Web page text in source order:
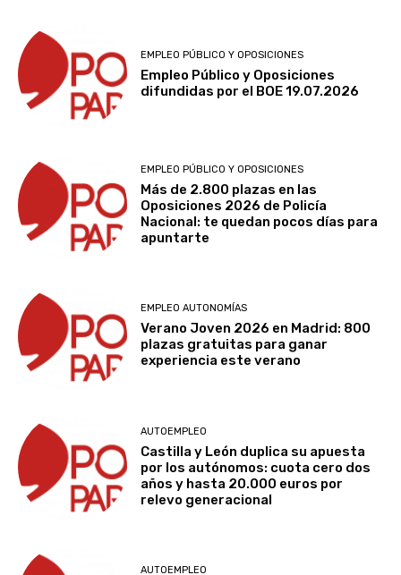
EMPLEO PÚBLICO Y OPOSICIONES
Empleo Público y Oposiciones
difundidas por el BOE 19.07.2026
EMPLEO PÚBLICO Y OPOSICIONES
Más de 2.800 plazas en las
Oposiciones 2026 de Policía
Nacional: te quedan pocos días para
apuntarte
EMPLEO AUTONOMÍAS
Verano Joven 2026 en Madrid: 800
plazas gratuitas para ganar
experiencia este verano
AUTOEMPLEO
Castilla y León duplica su apuesta
por los autónomos: cuota cero dos
años y hasta 20.000 euros por
relevo generacional
AUTOEMPLEO